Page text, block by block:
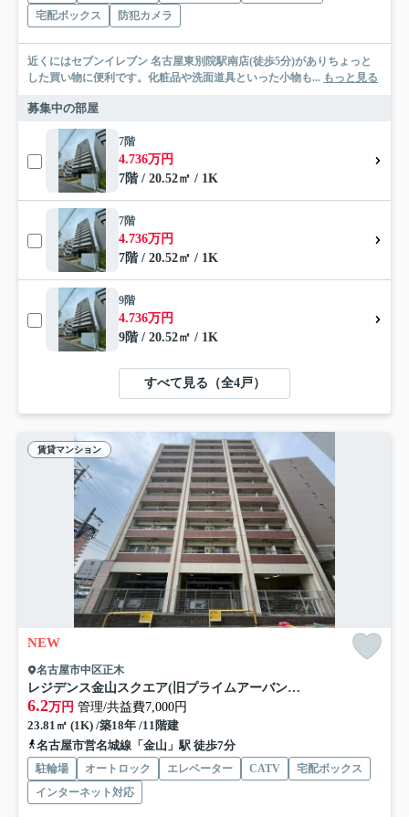
宅配ボックス
防犯カメラ
近くにはセブンイレブン 名古屋東別院駅南店(徒歩5分)がありちょっと
した買い物に便利です。化粧品や洗面道具といった小物も... もっと見る
募集中の部屋
7階
4.736万円
7階 / 20.52㎡ / 1K
7階
4.736万円
7階 / 20.52㎡ / 1K
9階
4.736万円
9階 / 20.52㎡ / 1K
すべて見る（全4戸）
賃貸マンション
NEW
名古屋市中区正木
レジデンス金山スクエア(旧プライムアーバン金山)
6.2万円 管理/共益費7,000円
23.81㎡ (1K) /築18年 /11階建
名古屋市営名城線「金山」駅 徒歩7分
駐輪場 オートロック エレベーター CATV
宅配ボックス
インターネット対応